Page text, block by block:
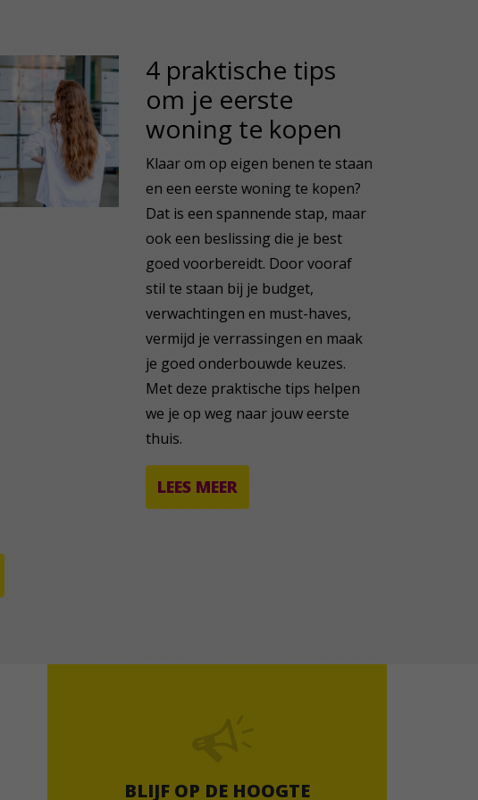
4 praktische tips
om je eerste
woning te kopen
Klaar om op eigen benen te staan
en een eerste woning te kopen?
Dat is een spannende stap, maar
ook een beslissing die je best
goed voorbereidt. Door vooraf
stil te staan bij je budget,
verwachtingen en must-haves,
vermijd je verrassingen en maak
je goed onderbouwde keuzes.
Met deze praktische tips helpen
we je op weg naar jouw eerste
thuis.
LEES MEER
BLIJF OP DE HOOGTE